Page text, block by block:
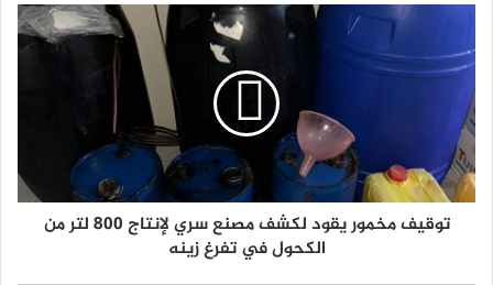
توقيف مخمور يقود لكشف مصنع سري لإنتاج 800 لتر من
الكحول في تفرغ زينه